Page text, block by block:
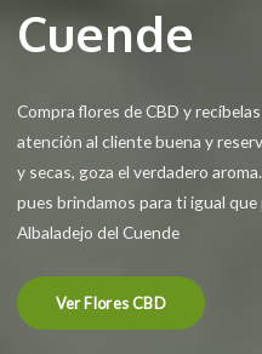
Cuende
Compra flores de CBD y
atención al cliente buena y
y secas, goza el verdadero
pues brindamos para ti igual
Albaladejo del Cuende
Ver Flores CBD